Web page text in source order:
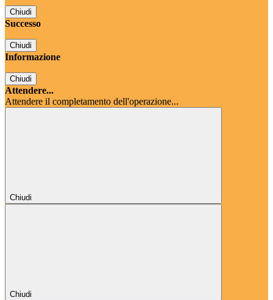
Chiudi
Successo
Chiudi
Informazione
Chiudi
Attendere...
Attendere il completamento dell'operazione...
Chiudi
Chiudi